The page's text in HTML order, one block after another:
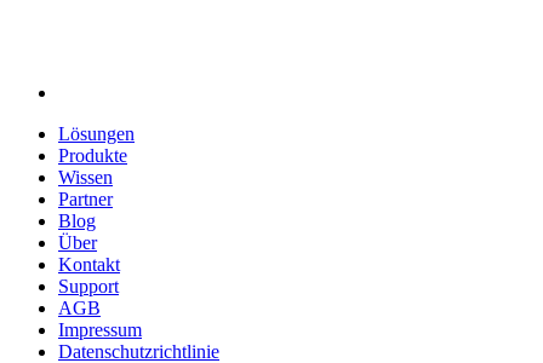
Lösungen
Produkte
Wissen
Partner
Blog
Über
Kontakt
Support
AGB
Impressum
Datenschutzrichtlinie